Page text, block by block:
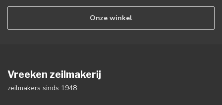
Onze winkel
Vreeken zeilmakerij
zeilmakers sinds 1948